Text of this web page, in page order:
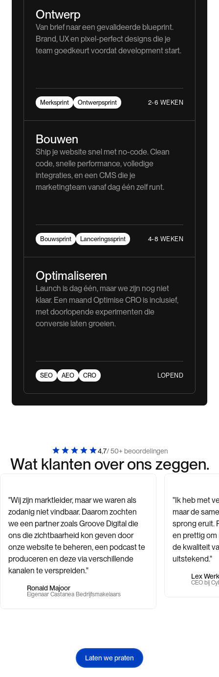
Ontwerp
Van brief naar een gevalideerde blueprint.
Brand, UX en pixel-perfect designs die je
team goedkeurt voordat development start.
Merksprint Ontwerpsprint 2-6 WEKEN
Bouwen
Ship je website snel met no-code. Clean
code, snelle performance, volledige
integraties, en een CMS die je
marketingteam vanaf dag één zelf runt.
Bouwsprint Lanceringssprint 4-8 WEKEN
Optimaliseren
Launch is dag één, maar we zijn nog niet
klaar. Een maand Optimise CRO is inclusief,
met doorlopende experimenten die
conversie laten groeien.
SEO AEO CRO LOPEND
4,7/ 50+ beoordelingen
Wat klanten over ons zeggen.
"Wij zijn marktleider, maar we waren als
zodanig niet vindbaar. Daarom zochten
we een partner zoals Groove Digital die
ons die zichtbaarheid kon geven door
onze website te beheren, een podcast te
produceren en deze via verschillende
kanalen te verspreiden."
Ronald Majoor
Eigenaar Castanea Bedrijfsmakelaars
"Ik heb met
maar de
sprong eruit.
en prettig om
de kwaliteit
uitstekend."
Lex
CEO bij
Laten we praten